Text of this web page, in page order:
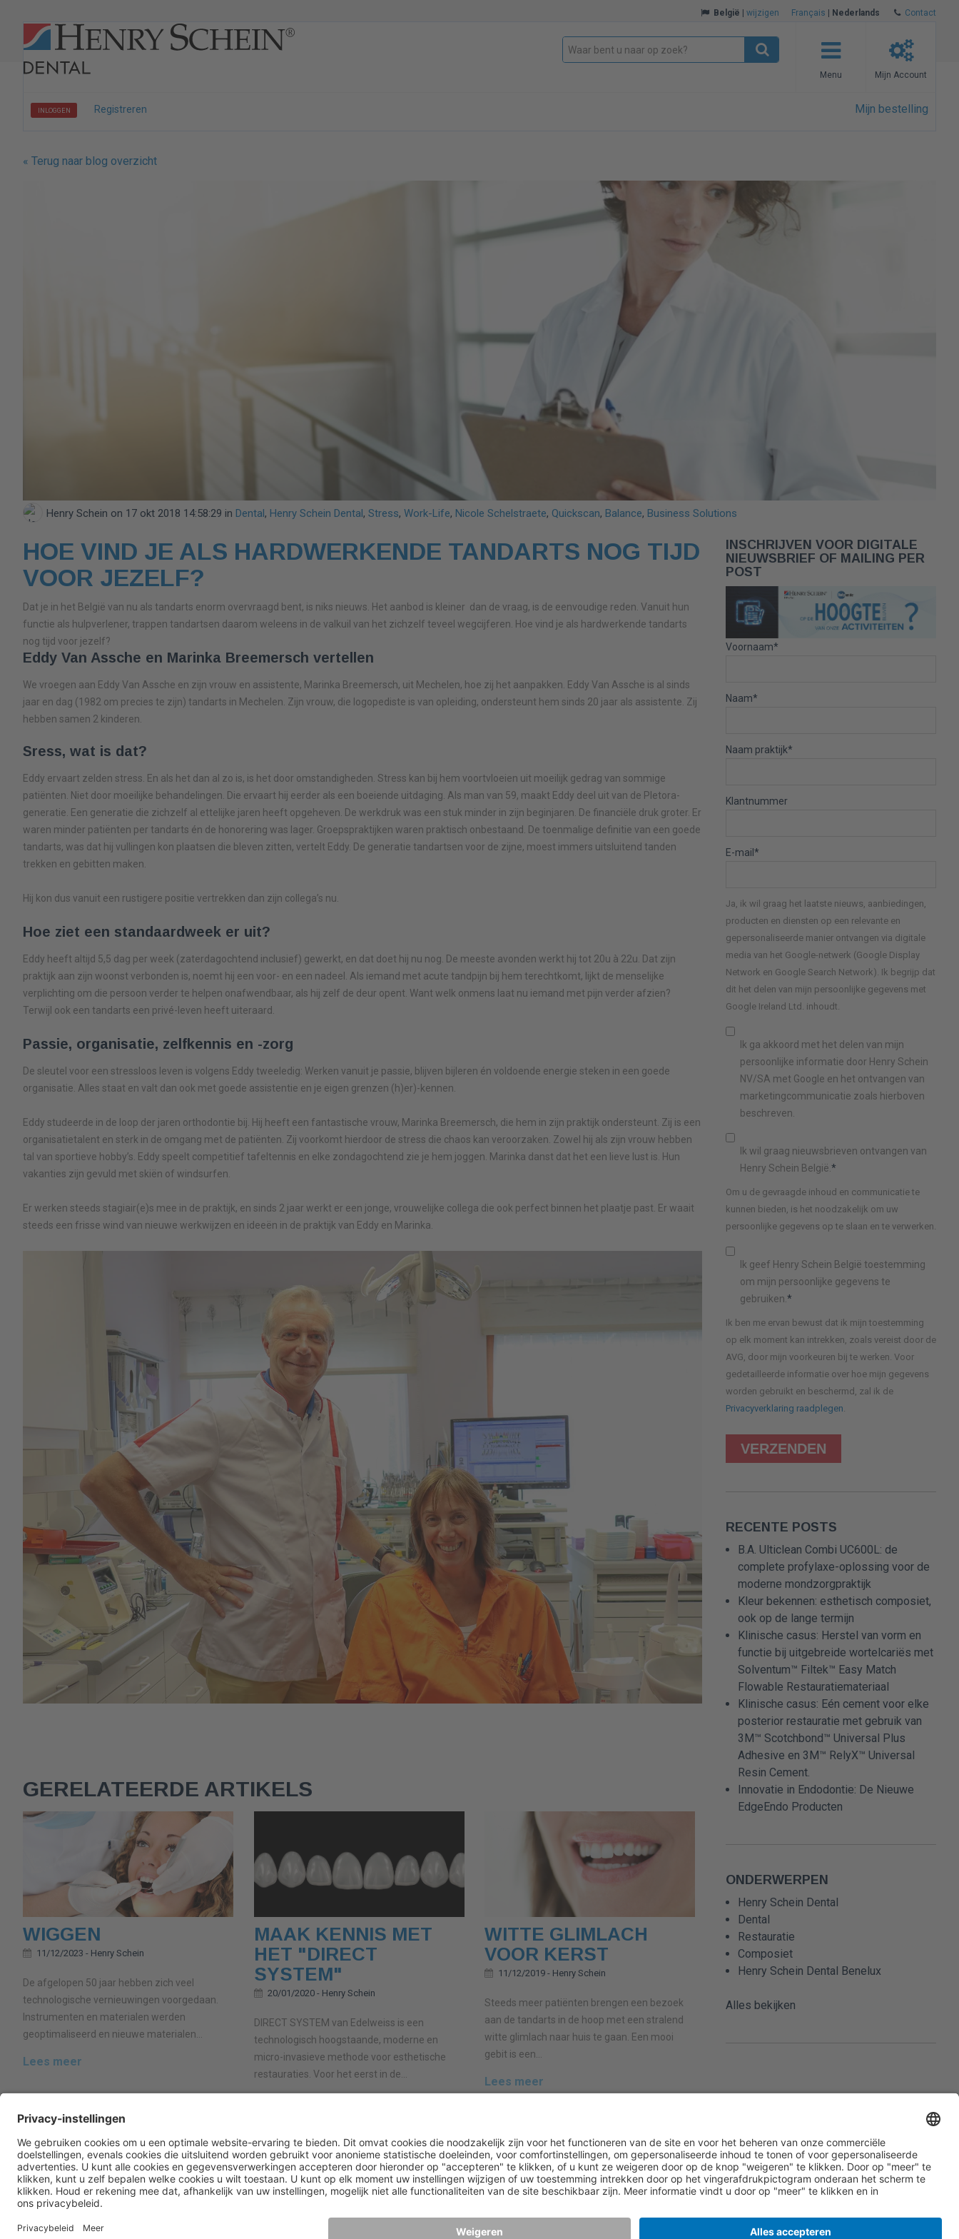
België wijzigen Français Nederlands Contact
Mijn Account
Menu
INLOGGEN Registreren Mijn bestelling
« Terug naar blog overzicht
Henry Schein on 17 okt 2018 14:58:29 in Dental, Henry Schein Dental, Stress, Work-Life, Nicole Schelstraete, Quickscan, Balance, Business Solutions
HOE VIND JE ALS HARDWERKENDE TANDARTS NOG TIJD
VOOR JEZELF?
Dat je in het België van nu als tandarts enorm overvraagd bent, is niks nieuws. Het aanbod is kleiner dan de vraag, is de eenvoudige reden. Vanuit hun
functie als hulpverlener, trappen tandartsen daarom weleens in de valkuil van het zichzelf teveel wegcijferen. Hoe vind je als hardwerkende tandarts
nog tijd voor jezelf?
Eddy Van Assche en Marinka Breemersch vertellen
We vroegen aan Eddy Van Assche en zijn vrouw en assistente, Marinka Breemersch, uit Mechelen, hoe zij het aanpakken. Eddy Van Assche is al sinds
jaar en dag (1982 om precies te zijn) tandarts in Mechelen. Zijn vrouw, die logopediste is van opleiding, ondersteunt hem sinds 20 jaar als assistente. Zij
hebben samen 2 kinderen.
Sress, wat is dat?
Eddy ervaart zelden stress. En als het dan al zo is, is het door omstandigheden. Stress kan bij hem voortvloeien uit moeilijk gedrag van sommige
patiënten. Niet door moeilijke behandelingen. Die ervaart hij eerder als een boeiende uitdaging. Als man van 59, maakt Eddy deel uit van de Pletora-
generatie. Een generatie die zichzelf al ettelijke jaren heeft opgeheven. De werkdruk was een stuk minder in zijn beginjaren. De financiële druk groter. Er
waren minder patiënten per tandarts én de honorering was lager. Groepspraktijken waren praktisch onbestaand. De toenmalige definitie van een goede
tandarts, was dat hij vullingen kon plaatsen die bleven zitten, vertelt Eddy. De generatie tandartsen voor de zijne, moest immers uitsluitend tanden
trekken en gebitten maken.
Hij kon dus vanuit een rustigere positie vertrekken dan zijn collega’s nu.
Hoe ziet een standaardweek er uit?
Eddy heeft altijd 5,5 dag per week (zaterdagochtend inclusief) gewerkt, en dat doet hij nu nog. De meeste avonden werkt hij tot 20u à 22u. Dat zijn
praktijk aan zijn woonst verbonden is, noemt hij een voor- en een nadeel. Als iemand met acute tandpijn bij hem terechtkomt, lijkt de menselijke
verplichting om die persoon verder te helpen onafwendbaar, als hij zelf de deur opent. Want welk onmens laat nu iemand met pijn verder afzien?
Terwijl ook een tandarts een privé-leven heeft uiteraard.
Passie, organisatie, zelfkennis en -zorg
De sleutel voor een stressloos leven is volgens Eddy tweeledig: Werken vanuit je passie, blijven bijleren én voldoende energie steken in een goede
organisatie. Alles staat en valt dan ook met goede assistentie en je eigen grenzen (h)er)-kennen.
Eddy studeerde in de loop der jaren orthodontie bij. Hij heeft een fantastische vrouw, Marinka Breemersch, die hem in zijn praktijk ondersteunt. Zij is een
organisatietalent en sterk in de omgang met de patiënten. Zij voorkomt hierdoor de stress die chaos kan veroorzaken. Zowel hij als zijn vrouw hebben
tal van sportieve hobby’s. Eddy speelt competitief tafeltennis en elke zondagochtend zie je hem joggen. Marinka danst dat het een lieve lust is. Hun
vakanties zijn gevuld met skiën of windsurfen.
Er werken steeds stagiair(e)s mee in de praktijk, en sinds 2 jaar werkt er een jonge, vrouwelijke collega die ook perfect binnen het plaatje past. Er waait
steeds een frisse wind van nieuwe werkwijzen en ideeën in de praktijk van Eddy en Marinka.
GERELATEERDE ARTIKELS
WIGGEN
11/12/2023 - Henry Schein
De afgelopen 50 jaar hebben zich veel
technologische vernieuwingen voorgedaan.
Instrumenten en materialen werden
geoptimaliseerd en nieuwe materialen...
Lees meer
MAAK KENNIS MET
HET "DIRECT
SYSTEM"
20/01/2020 - Henry Schein
DIRECT SYSTEM van Edelweiss is een
technologisch hoogstaande, moderne en
micro-invasieve methode voor esthetische
restauraties. Voor het eerst in de...
WITTE GLIMLACH
VOOR KERST
11/12/2019 - Henry Schein
Steeds meer patiënten brengen een bezoek
aan de tandarts in de hoop met een stralend
witte glimlach naar huis te gaan. Een mooi
gebit is een...
Lees meer
INSCHRIJVEN VOOR DIGITALE
NIEUWSBRIEF OF MAILING PER
POST
Voornaam*
Naam*
Naam praktijk*
Klantnummer
E-mail *
Ja, ik wil graag het laatste nieuws, aanbiedingen,
producten en diensten op een relevante en
gepersonaliseerde manier ontvangen via digitale
media van het Google-netwerk (Google Display
Network en Google Search Network). Ik begrijp dat
dit het delen van mijn persoonlijke gegevens met
Google Ireland Ltd. inhoudt.
Ik ga akkoord met het delen van mijn
persoonlijke informatie door Henry Schein
NV/SA met Google en het ontvangen van
marketingcommunicatie zoals hierboven
beschreven.
Ik wil graag nieuwsbrieven ontvangen van
Henry Schein België.*
Om u de gevraagde inhoud en communicatie te
kunnen bieden, is het noodzakelijk om uw
persoonlijke gegevens op te slaan en te verwerken.
Ik geef Henry Schein België toestemming
om mijn persoonlijke gegevens te
gebruiken.*
Ik ben me ervan bewust dat ik mijn toestemming
op elk moment kan intrekken, zoals vereist door de
AVG, door mijn voorkeuren bij te werken. Voor
gedetailleerde informatie over hoe mijn gegevens
worden gebruikt en beschermd, zal ik de
Privacyverklaring raadplegen.
RECENTE POSTS
B.A. Ulticlean Combi UC600L: de
complete profylaxe-oplossing voor de
moderne mondzorgpraktijk
Kleur bekennen: esthetisch composiet,
ook op de lange termijn
Klinische casus: Herstel van vorm en
functie bij uitgebreide wortelcariës met
Solventum™ Filtek™ Easy Match
Flowable Restauratiemateriaal
Klinische casus: Eén cement voor elke
posterior restauratie met gebruik van
3M™ Scotchbond™ Universal Plus
Adhesive en 3M™ RelyX™ Universal
Resin Cement.
Innovatie in Endodontie: De Nieuwe
EdgeEndo Producten
ONDERWERPEN
Henry Schein Dental
Dental
Restauratie
Composiet
Henry Schein Dental Benelux
Alles bekijken
Informatie over Henry Schein Algemene startpagina Startpagina Siteoverzicht Privacybeleid Leveringsvoorwaarden
Copyright ® 2020 Henry Schein, Inc. Alle rechten voorbehouden.